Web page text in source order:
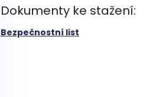
Dokumenty ke stažení:
Bezpečnostní list